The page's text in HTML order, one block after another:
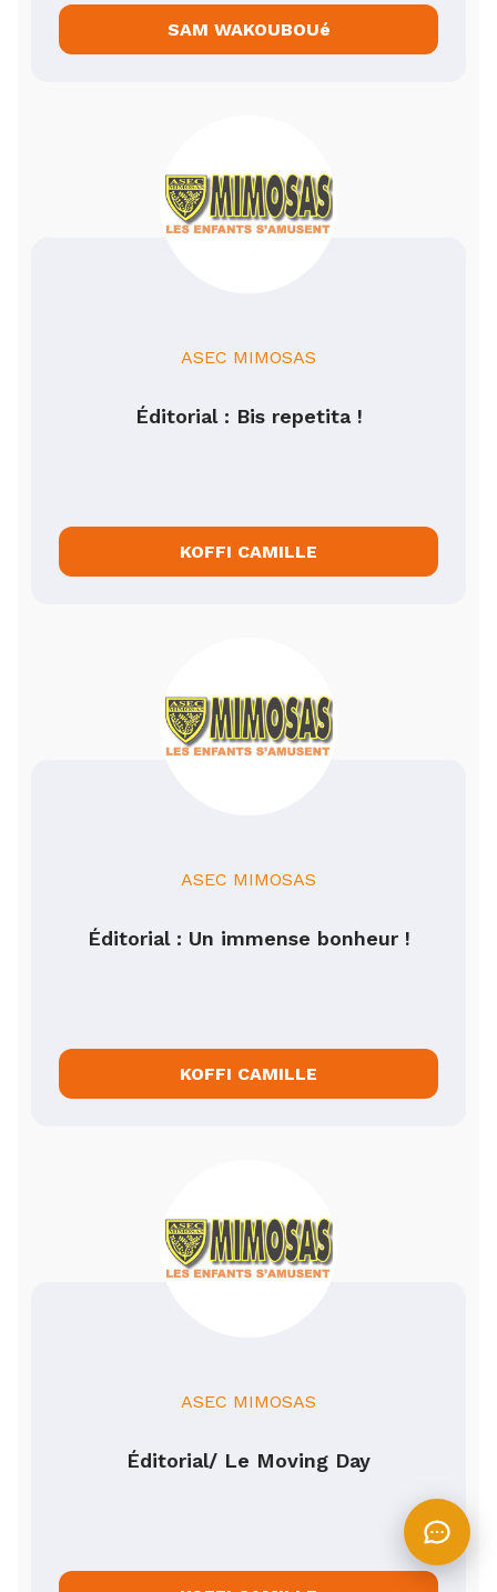
SAM WAKOUBOUé
ASEC MIMOSAS
Éditorial : Bis repetita !
KOFFI CAMILLE
ASEC MIMOSAS
Éditorial : Un immense bonheur !
KOFFI CAMILLE
ASEC MIMOSAS
Éditorial/ Le Moving Day